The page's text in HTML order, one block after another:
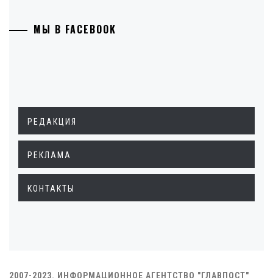
МЫ В FACEBOOK
РЕДАКЦИЯ
РЕКЛАМА
КОНТАКТЫ
2007-2023. ИНФОРМАЦИОННОЕ АГЕНТСТВО "ГЛАВПОСТ"